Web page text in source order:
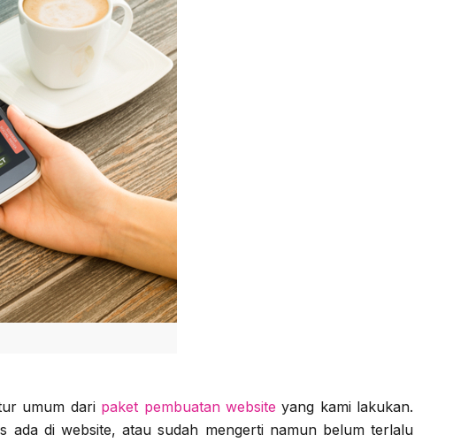
umum dari paket pembuatan website yang kami lakukan.
ada di website, atau sudah mengerti namun belum terlalu